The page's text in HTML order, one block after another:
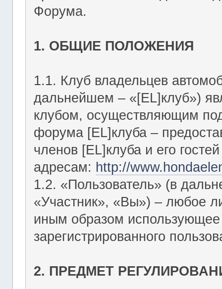
Форума.
1. ОБЩИЕ ПОЛОЖЕНИЯ
1.1. Клуб владельцев
дальнейшем – «[EL]клуб»)
клубом, осуществляющим
форума [EL]клуба –
членов [EL]клуба и его
адресам: http://
1.2. «Пользователь» (в
«Участник», «Вы») – любое
иным образом использующее
зарегистрированного
2. ПРЕДМЕТ